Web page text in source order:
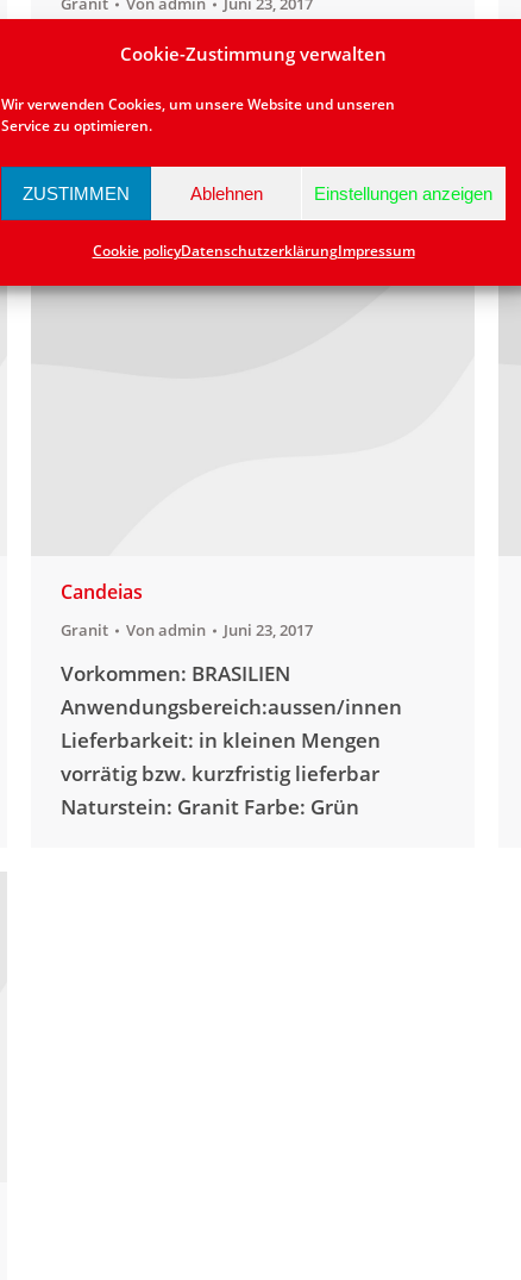
Cookie-Zustimmung verwalten
Wir verwenden Cookies, um unsere Website und unseren
Service zu optimieren.
ZUSTIMMEN Ablehnen Einstellungen anzeigen
Cookie policyDatenschutzerklärungImpressum
Vorkommen: BRASILIEN
Lieferbarkeit: in kleinen Mengen
Naturstein: Granit Farbe: Rot
Candeias
Granit Vonadmin Juni 23, 2017
Vorkommen: BRASILIEN
Anwendungsbereich:aussen/innen
Lieferbarkeit: in kleinen Mengen
vorrätig bzw. kurzfristig lieferbar
Naturstein: Granit Farbe: Grün